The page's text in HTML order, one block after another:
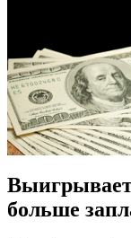
Выигрывает
больше